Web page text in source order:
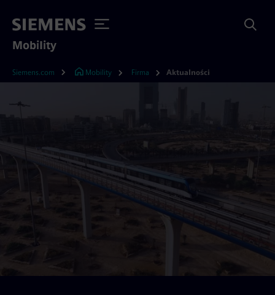
Mobility
Siemens.com Mobility Firma Aktualności